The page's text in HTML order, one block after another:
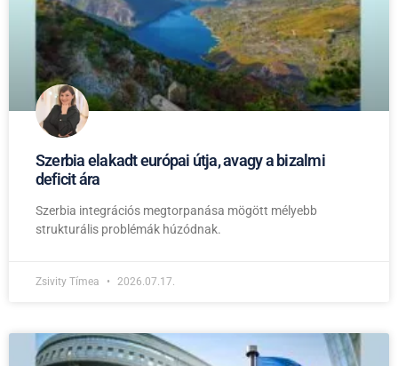
Szerbia elakadt európai útja, avagy a bizalmi
deficit ára
Szerbia integrációs megtorpanása mögött mélyebb
strukturális problémák húzódnak.
Zsivity Tímea 2026.07.17.